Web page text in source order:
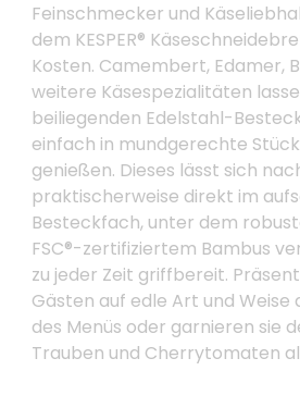
Feinschmecker und
dem KESPER®
Kosten. Camembert, Edamer,
weitere Käsespezialitäten
beiliegenden Edelstahl-
einfach in mundgerechte
genießen. Dieses lässt sich
praktischerweise direkt im
Besteckfach, unter dem
FSC®-zertifiziertem Bambus
zu jeder Zeit griffbereit.
Gästen auf edle Art und Weise
des Menüs oder garnieren sie
Trauben und Cherrytomaten